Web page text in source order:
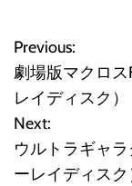
投
稿
ナ
ビ
Previous:
劇場版マクロ
レイディスク）
Next:
ウルトラギャ
ーレイディスク